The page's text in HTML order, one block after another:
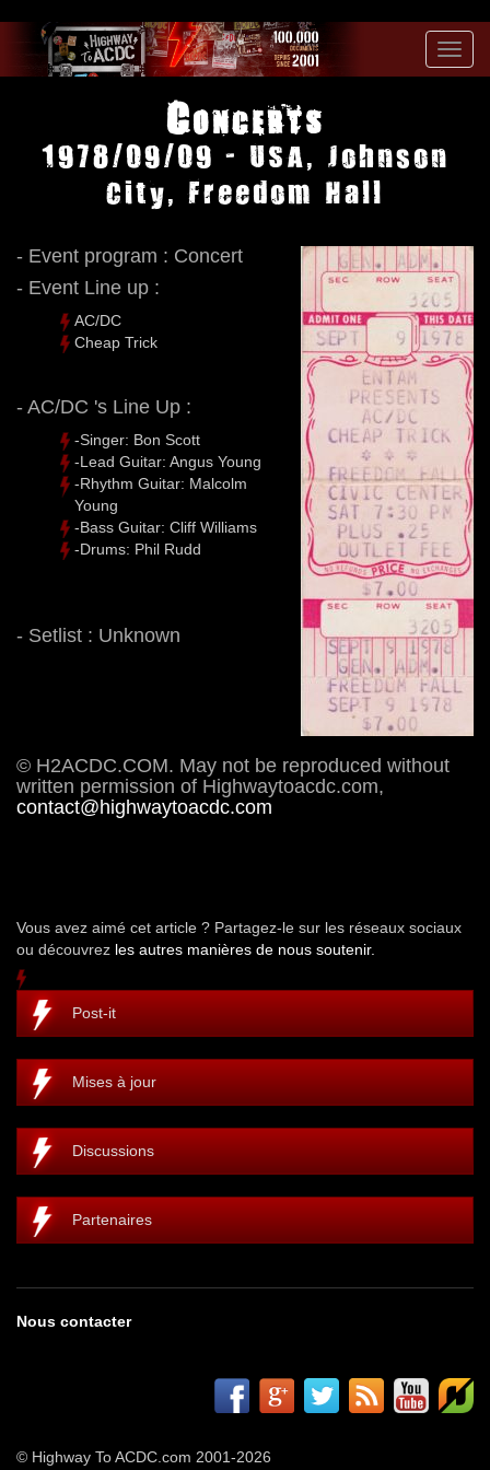
Concerts
1978/09/09 - USA, Johnson
City, Freedom Hall
- Event program : Concert
- Event Line up :
AC/DC
Cheap Trick
- AC/DC 's Line Up :
-Singer: Bon Scott
-Lead Guitar: Angus Young
-Rhythm Guitar: Malcolm
Young
-Bass Guitar: Cliff Williams
-Drums: Phil Rudd
- Setlist : Unknown
© H2ACDC.COM. May not be reproduced without
written permission of Highwaytoacdc.com,
contact@highwaytoacdc.com
Vous avez aimé cet article ? Partagez-le sur les réseaux sociaux
ou découvrez les autres manières de nous soutenir.
Post-it
Mises à jour
Discussions
Partenaires
Nous contacter
© Highway To ACDC.com 2001-2026